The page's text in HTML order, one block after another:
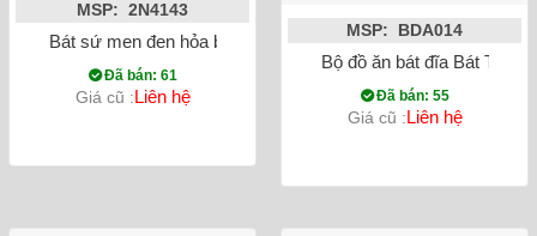
MSP: 2N4143
Bát sứ men đen hỏa biến size nhỏ
Đã bán: 61
Giá cũ :Liên hệ
MSP: BDA014
Bộ đồ ăn bát đĩa Bát
Đã bán: 55
Giá cũ :Liên hệ